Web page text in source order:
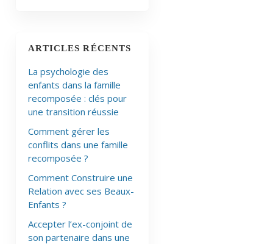
ARTICLES RÉCENTS
La psychologie des
enfants dans la famille
recomposée : clés pour
une transition réussie
Comment gérer les
conflits dans une famille
recomposée ?
Comment Construire une
Relation avec ses Beaux-
Enfants ?
Accepter l’ex-conjoint de
son partenaire dans une